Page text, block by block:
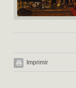
Imprimir